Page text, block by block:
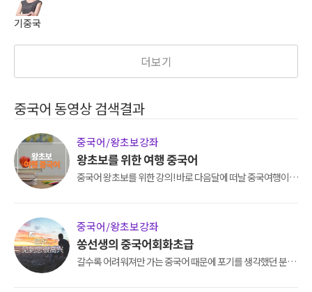
기중국
더보기
중국어 동영상 검색결과
중국어/왕초보강좌
왕초보를 위한 여행 중국어
중국어 왕초보를 위한 강의! 바로 다음달에 떠날 중국여행이
중국어/왕초보강좌
쏭선생의 중국어회화초급
갈수록 어려워져만 가는 중국어 때문에 포기를 생각했던 분들